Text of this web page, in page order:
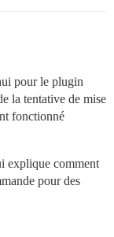
pour le plugin
la tentative de mise
fonctionné
explique comment
pour des